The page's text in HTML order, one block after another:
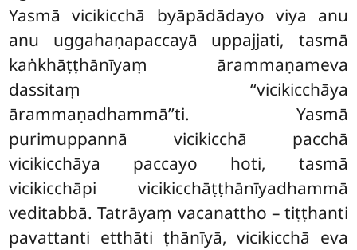
Yasmā vicikicchā byāpādādayo viya anu
anu uggahaṇapaccayā uppajjati, tasmā
kaṅkhāṭṭhānīyaṃ ārammaṇameva
dassitaṃ ‘‘vicikicchāya
ārammaṇadhammā’’ti. Yasmā
purimuppannā vicikicchā pacchā
vicikicchāya paccayo hoti, tasmā
vicikicchāpi vicikicchāṭṭhānīyadhammā
veditabbā. Tatrāyaṃ vacanattho – tiṭṭhanti
pavattanti etthāti ṭhānīyā, vicikicchā eva